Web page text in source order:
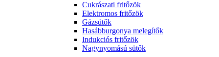
Cukrászati fritőzök
Elektromos fritőzök
Gázsütők
Hasábburgonya melegítők
Indukciós fritőzök
Nagynyomású sütők